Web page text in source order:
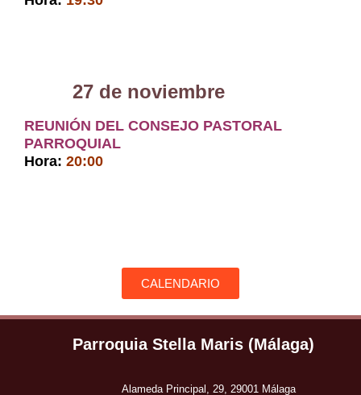
27 de noviembre
REUNIÓN DEL CONSEJO PASTORAL
PARROQUIAL
Hora: 20:00
CALENDARIO
Parroquia Stella Maris (Málaga)
Alameda Principal, 29, 29001 Málaga